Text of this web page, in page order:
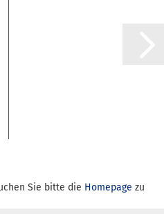
Sie bitte die Homepage zu